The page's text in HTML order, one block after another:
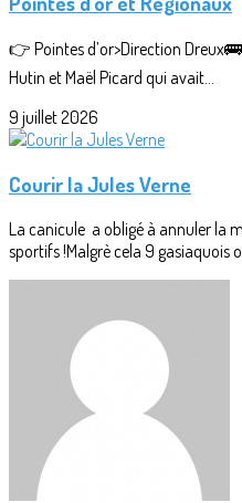
👉 Pointes d’or>Direction
Hutin et Maël Picard qui avait...
9 juillet 2026
Courir la Jules Verne
La canicule a obligé à annuler la
sportifs !Malgrè cela 9 gasiaquois